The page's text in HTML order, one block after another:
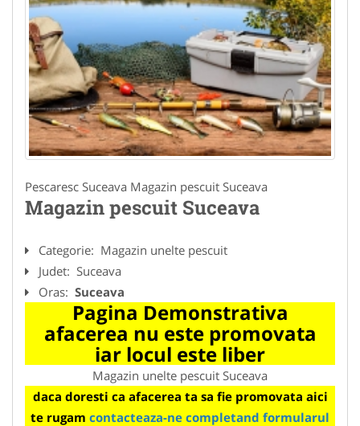
Pescaresc Suceava Magazin pescuit Suceava
Magazin pescuit Suceava
Categorie: Magazin unelte pescuit
Judet: Suceava
Oras: Suceava
Pagina Demonstrativa
afacerea nu este promovata
iar locul este liber
Magazin unelte pescuit Suceava
daca doresti ca afacerea ta sa fie promovata aici
te rugam contacteaza-ne completand formularul